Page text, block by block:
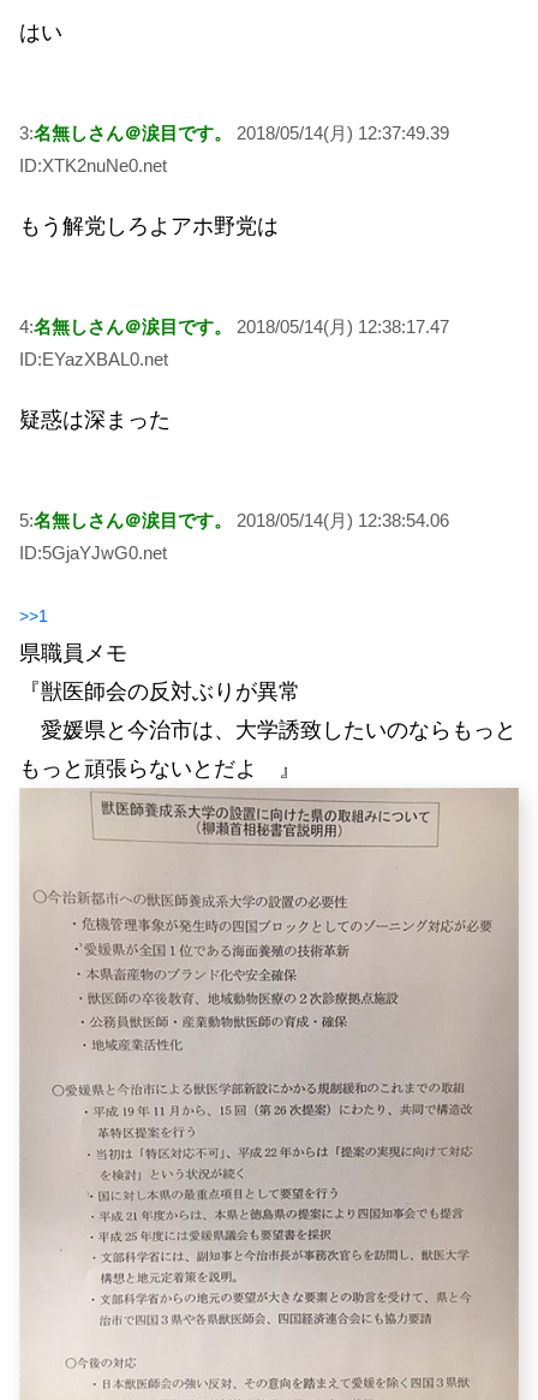
はい
3:名無しさん＠涙目です。
2018/05/14(月) 12:37:49.39
ID:XTK2nuNe0.net
もう解党しろよアホ野党は
4:名無しさん＠涙目です。
2018/05/14(月) 12:38:17.47
ID:EYazXBAL0.net
疑惑は深まった
5:名無しさん＠涙目です。
2018/05/14(月) 12:38:54.06
ID:5GjaYJwG0.net
>>1
県職員メモ
『獣医師会の反対ぶりが異常
愛媛県と今治市は、大学誘致したいのならもっと
もっと頑張らないとだよ 』